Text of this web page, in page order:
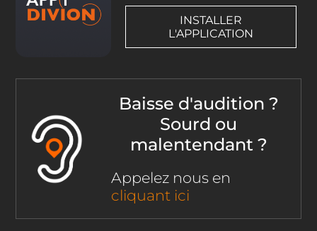
INSTALLER
L'APPLICATION
Baisse d'audition ?
Sourd ou
malentendant ?
Appelez nous en
cliquant ici